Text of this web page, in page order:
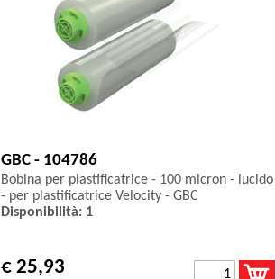
GBC - 104786
Bobina per plastificatrice - 100 micron - lucido
- per plastificatrice Velocity - GBC
Disponibilità: 1
€ 25,93